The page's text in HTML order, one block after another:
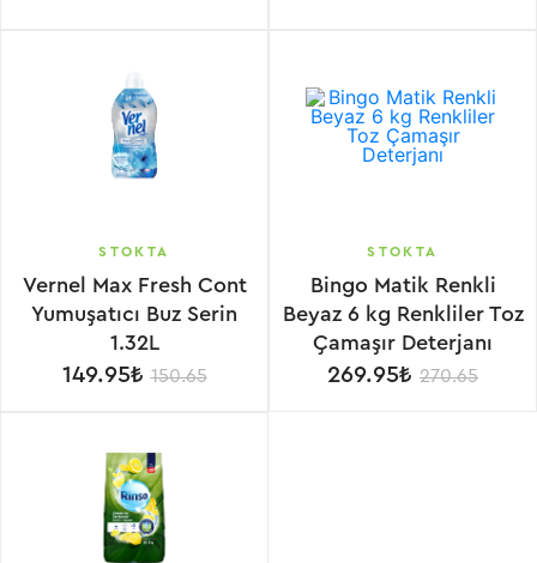
STOKTA
Vernel Max Fresh Cont
Yumuşatıcı Buz Serin
1.32L
149.95₺150.65
STOKTA
Bingo Matik Renkli
Beyaz 6 kg Renkliler Toz
Çamaşır Deterjanı
269.95₺ 270.65